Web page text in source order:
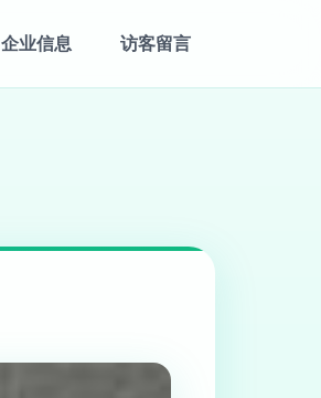
企业信息 访客留言